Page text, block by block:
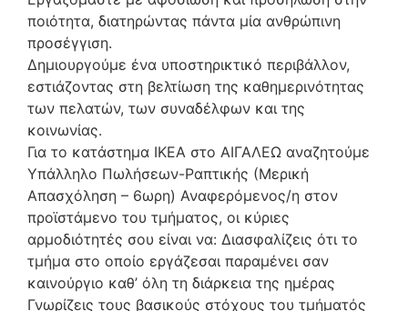
ποιότητα, διατηρώντας πάντα μία ανθρώπινη
προσέγγιση.
Δημιουργούμε ένα υποστηρικτικό περιβάλλον,
εστιάζοντας στη βελτίωση της καθημερινότητας
των πελατών, των συναδέλφων και της
κοινωνίας.
Για το κατάστημα ΙΚΕΑ στο ΑΙΓΑΛΕΩ αναζητούμε
Υπάλληλο Πωλήσεων-Ραπτικής (Μερική
Απασχόληση – 6ωρη) Αναφερόμενος/η στον
προϊστάμενο του τμήματος, οι κύριες
αρμοδιότητές σου είναι να: Διασφαλίζεις ότι το
τμήμα στο οποίο εργάζεσαι παραμένει σαν
καινούργιο καθ’ όλη τη διάρκεια της ημέρας
Γνωρίζεις τους βασικούς στόχους του τμήματός